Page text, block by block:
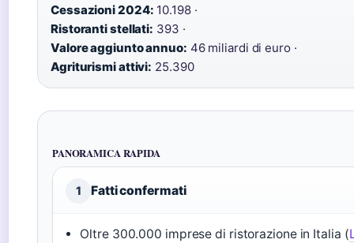
Cessazioni 2024: 10.198 ·
Ristoranti stellati: 393 ·
Valore aggiunto annuo: 46 miliardi di euro ·
Agriturismi attivi: 25.390
PANORAMICA RAPIDA
1 Fatti confermati
Oltre 300.000 imprese di ristorazione in Italia (